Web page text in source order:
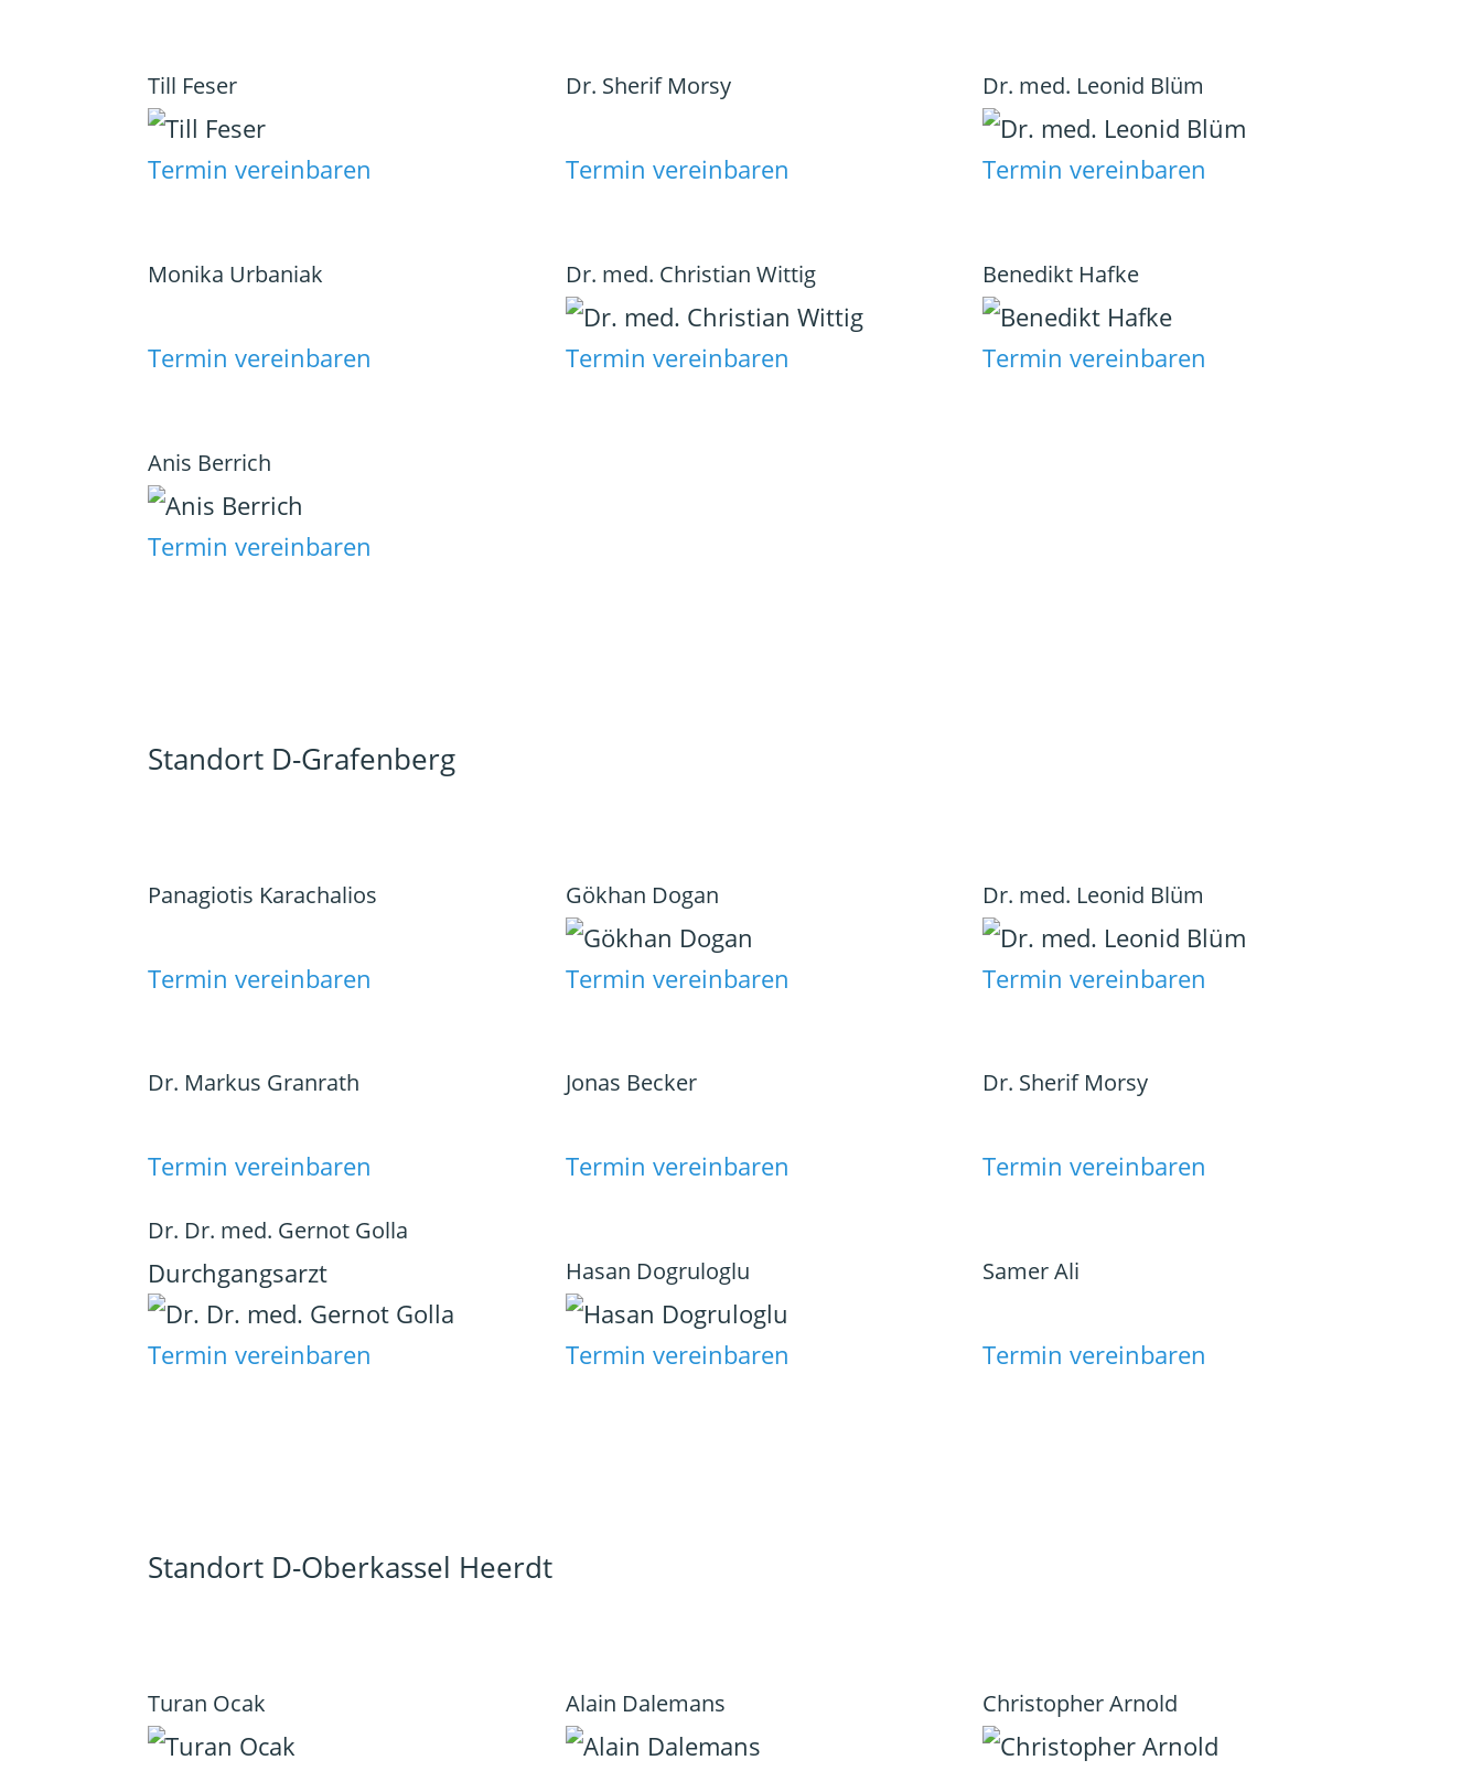
Till Feser
Termin vereinbaren
Monika Urbaniak
Termin vereinbaren
Anis Berrich
Termin vereinbaren
Dr. Sherif Morsy
Termin vereinbaren
Dr. med. Christian Wittig
Termin vereinbaren
Dr. med. Leonid Blüm
Termin vereinbaren
Benedikt Hafke
Termin vereinbaren
Standort D-Grafenberg
Panagiotis Karachalios
Termin vereinbaren
Dr. Markus Granrath
Termin vereinbaren
Dr. Dr. med. Gernot Golla
Durchgangsarzt
Termin vereinbaren
Gökhan Dogan
Termin vereinbaren
Jonas Becker
Termin vereinbaren
Hasan Dogruloglu
Termin vereinbaren
Dr. med. Leonid Blüm
Termin vereinbaren
Dr. Sherif Morsy
Termin vereinbaren
Samer Ali
Termin vereinbaren
Standort D-Oberkassel Heerdt
Turan Ocak Alain Dalemans Christopher Arnold